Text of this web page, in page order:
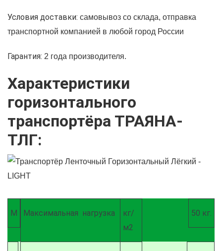
Условия доставки: самовывоз со склада, отправка
транспортной компанией в любой город России
Гарантия: 2 года производителя.
Характеристики
горизонтального
транспортёра ТРАЯНА-
ТЛГ:
М Максимальная нагрузка
кг/
м2
50 кг.